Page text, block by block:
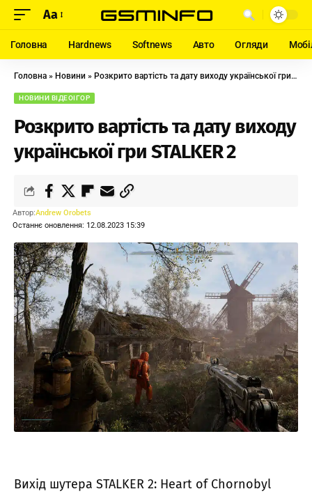
Aa
Головна Hardnews Softnews Авто Огляди
Головна » Новини » Розкрито вартість та дату виходу української гри STALKER 2
НОВИНИ ВІДЕОІГОР
Розкрито вартість та дату виходу
української гри STALKER 2
Останнє оновлення: 12.08.2023 15:39
Автор:Andrew Orobets
Вихід шутера STALKER 2: Heart of Chornobyl